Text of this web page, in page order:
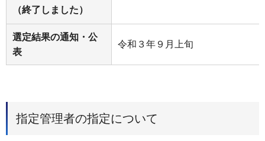
（終了しました）
選定結果の通知・公
表
令和３年９月上旬
指定管理者の指定について